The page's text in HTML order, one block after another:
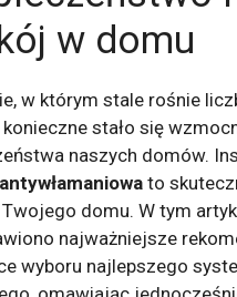
w domu
w którym stale rośnie
konieczne stało się
naszych domów.
to
domu. W tym
najważniejsze
wyboru najlepszego